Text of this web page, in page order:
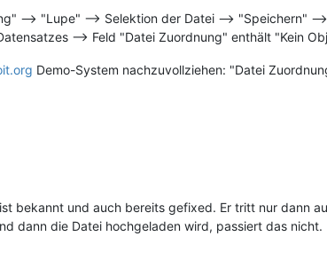
–> "Lupe" --> Selektion der Datei --> "Speichern"
--> Feld "Datei Zuordnung" enthält "Kein
Demo-System nachzuvollziehen: "Datei
bekannt und auch bereits gefixed. Er tritt nur dann
dann die Datei hochgeladen wird, passiert das nicht.